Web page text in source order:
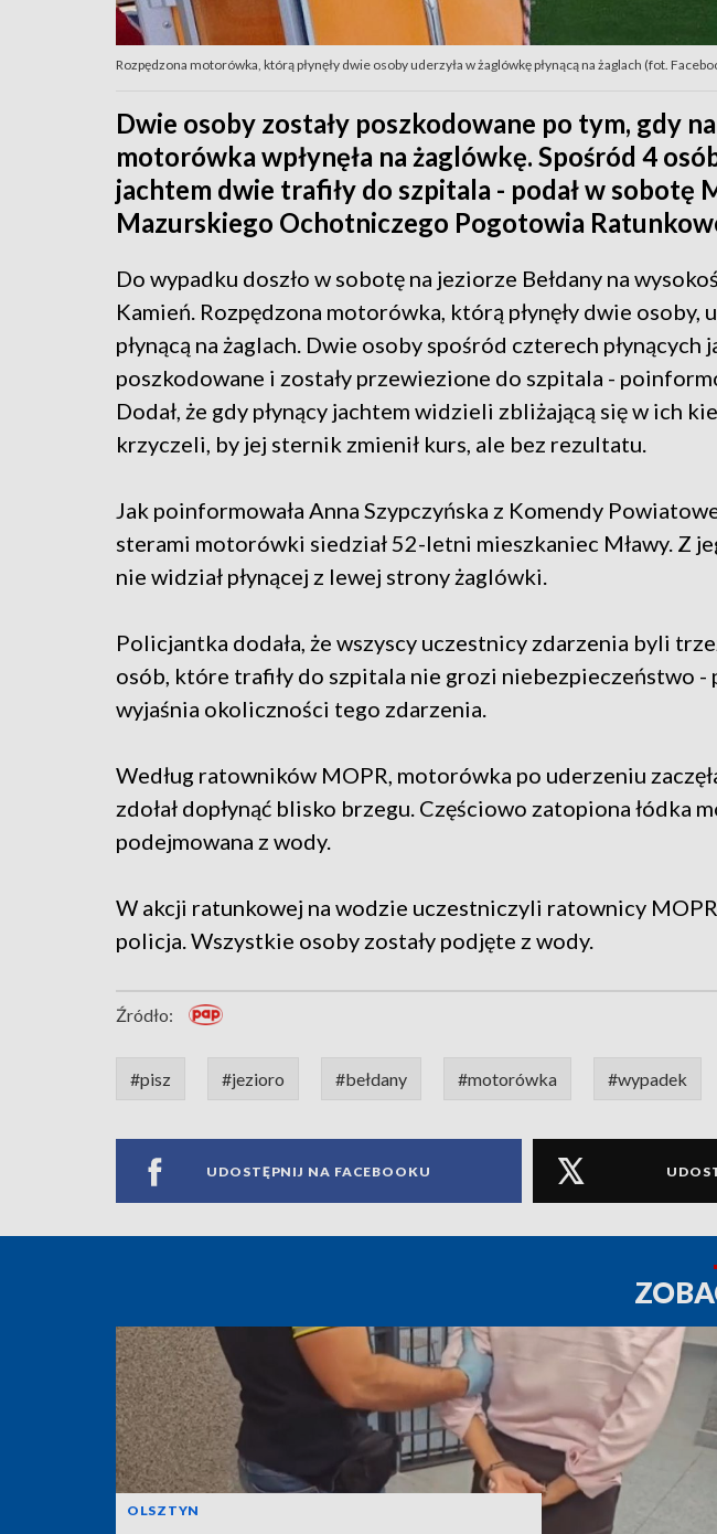
Rozpędzona motorówka, którą płynęły dwie osoby uderzyła w żaglówkę płynącą na żaglach (fot.
Dwie osoby zostały poszkodowane po tym, gdy
motorówka wpłynęła na żaglówkę. Spośród 4
jachtem dwie trafiły do szpitala - podał w sobotę
Mazurskiego Ochotniczego Pogotowia
Do wypadku doszło w sobotę na jeziorze Bełdany na
Kamień. Rozpędzona motorówka, którą płynęły dwie osoby,
płynącą na żaglach. Dwie osoby spośród czterech płynących
poszkodowane i zostały przewiezione do szpitala -
Dodał, że gdy płynący jachtem widzieli zbliżającą się w ich
krzyczeli, by jej sternik zmienił kurs, ale bez rezultatu.
Jak poinformowała Anna Szypczyńska z Komendy
sterami motorówki siedział 52-letni mieszkaniec Mławy. Z
nie widział płynącej z lewej strony żaglówki.
Policjantka dodała, że wszyscy uczestnicy zdarzenia byli
osób, które trafiły do szpitala nie grozi niebezpieczeństwo -
wyjaśnia okoliczności tego zdarzenia.
Według ratowników MOPR, motorówka po uderzeniu
zdołał dopłynąć blisko brzegu. Częściowo zatopiona łódka
podejmowana z wody.
W akcji ratunkowej na wodzie uczestniczyli ratownicy
policja. Wszystkie osoby zostały podjęte z wody.
Źródło:
#pisz #jezioro #bełdany #motorówka #wypadek
UDOSTĘPNIJ NA FACEBOOKU
OLSZTYN